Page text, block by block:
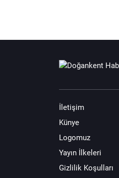
İletişim
Künye
Logomuz
Yayın İlkeleri
Gizlilik Koşulları